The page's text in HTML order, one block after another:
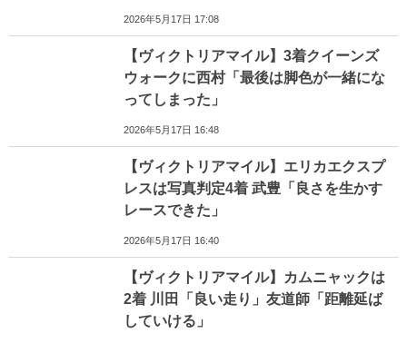
2026年5月17日 17:08
【ヴィクトリアマイル】3着クイーンズ
ウォークに西村「最後は脚色が一緒にな
ってしまった」
2026年5月17日 16:48
【ヴィクトリアマイル】エリカエクスプ
レスは写真判定4着 武豊「良さを生かす
レースできた」
2026年5月17日 16:40
【ヴィクトリアマイル】カムニャックは
2着 川田「良い走り」友道師「距離延ば
していける」